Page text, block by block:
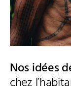
Nos idées
chez